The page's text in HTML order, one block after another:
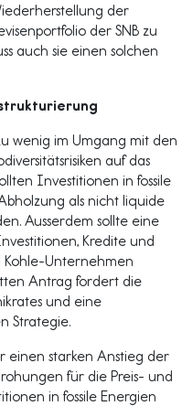
der
der SNB zu
auch sie einen solchen
wenig im Umgang mit den
auf das
Investitionen in fossile
als nicht liquide
Ausserdem sollte eine
Kredite und
Unternehmen
Antrag fordert die
und eine
Strategie.
einen starken Anstieg der
für die Preis- und
in fossile Energien